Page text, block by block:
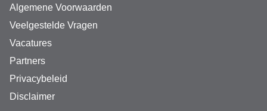
Algemene Voorwaarden
Veelgestelde Vragen
Vacatures
Partners
Privacybeleid
Disclaimer